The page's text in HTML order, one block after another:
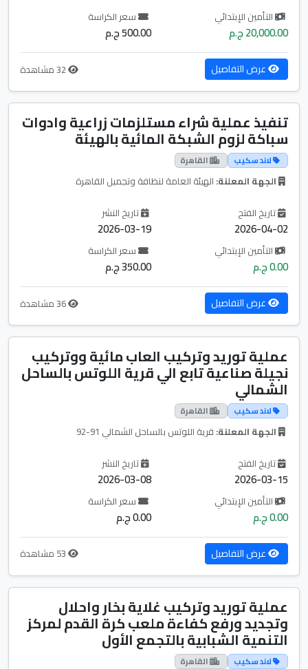
التأمين الإبتدائي
20,000.00 ج.م
سعر الكراسة
500.00 ج.م
عرض التفاصيل
تنفيذ عملية شراء مستلزمات زراعية وادوات
سباكة لزوم الشبكة المائية بالهيئة
لاند سكيب القاهرة
الجهة المعلنة: الهيئة العامة لنظافة وتجميل القاهرة
تاريخ الفتح
2026-04-02
تاريخ النشر
2026-03-19
التأمين الإبتدائي
0.00 ج.م
سعر الكراسة
350.00 ج.م
عرض التفاصيل
عملية توريد وتركيب العاب مائية ووتركيب
نجيلة صناعية تابع الي قرية اللوتس بالساحل
الشمالي
لاند سكيب القاهرة
الجهة المعلنة: قرية اللوتس بالساحل الشمالي 91-92
تاريخ الفتح
2026-03-15
تاريخ النشر
2026-03-08
التأمين الإبتدائي
0.00 ج.م
سعر الكراسة
0.00 ج.م
عرض التفاصيل
عملية توريد وتركيب غلاية بخار واحلال
وتجديد ورفع كفاءة ملعب كرة القدم لمركز
التنمية الشبابية بالتجمع الأول
لاند سكيب القاهرة